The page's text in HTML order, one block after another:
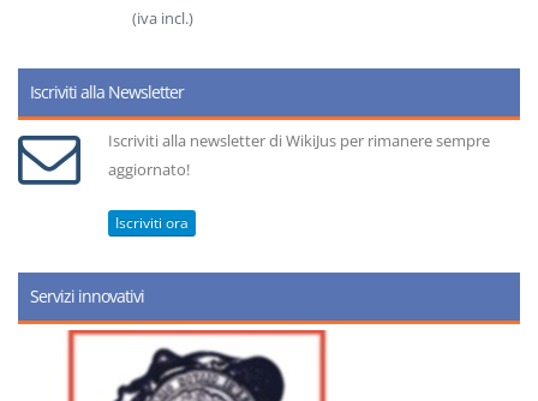
(iva incl.)
Iscriviti alla Newsletter
Iscriviti alla newsletter di WikiJus per rimanere sempre
aggiornato!
Iscriviti ora
Servizi innovativi